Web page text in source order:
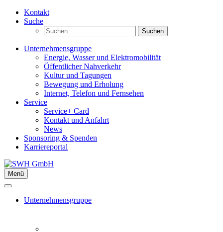
Zum
Inhalt
Kontakt
Suche
Suchen
nach:
Unternehmensgruppe
Energie, Wasser und Elektromobilität
Öffentlicher Nahverkehr
Kultur und Tagungen
Bewegung und Erholung
Internet, Telefon und Fernsehen
Service
Service+ Card
Kontakt und Anfahrt
News
Sponsoring & Spenden
Karriereportal
Menü
Unternehmensgruppe